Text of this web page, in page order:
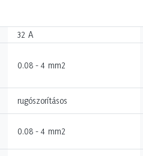
32 A
0.08 - 4 mm2
rugószorításos
0.08 - 4 mm2